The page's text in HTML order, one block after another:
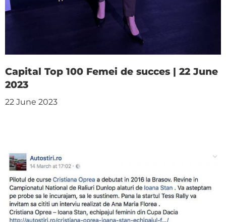
Capital Top 100 Femei de succes | 22 June
2023
22 June 2023